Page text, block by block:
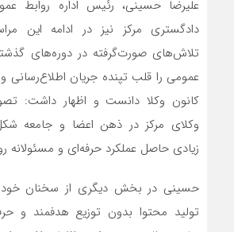
علیرضا حسینی، رئیس اداره روابط
دادگستری مرکز نیز در ادامه این
تلاش‌های صورت‌گرفته در دوره‌های گذشته
عمومی را قلب تپنده جریان اطلاع‌رسانی
کانون وکلا دانست و اظهار داشت:
وکلای مرکز در ذهن اعضا و جامعه
زیادی حاصل عملکرد حرفه‌ای و
حسینی در بخش دیگری از سخنان خود
تولید محتوا بدون توزیع هدفمند و